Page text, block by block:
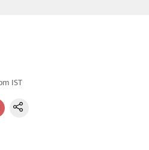
IST